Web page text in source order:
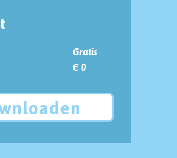
Gratis
€ 0